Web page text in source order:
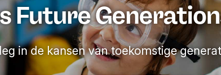
Future
in de kansen van toekomstige